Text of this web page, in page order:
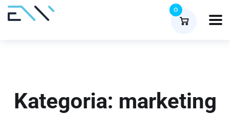
0
Kategoria: marketing